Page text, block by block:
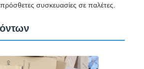
συσκευασίες σε παλέτες.